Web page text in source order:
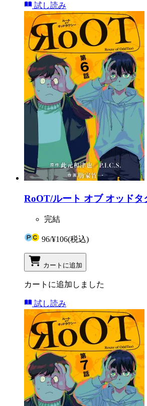
試し読み
RoOT/ルート オブ オッドタ
完結
96/¥106(税込)
カートに追加
カートに追加しました
試し読み